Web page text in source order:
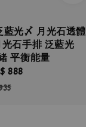
光〆 月光石透體
石手排 泛藍光
平衡能量
888